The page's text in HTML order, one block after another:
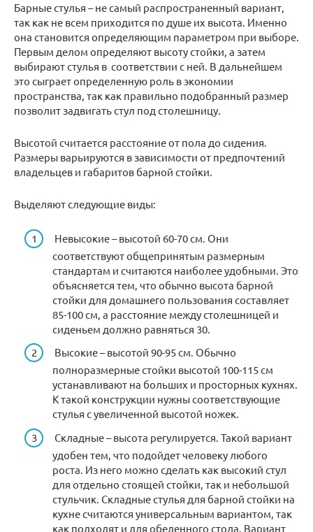
Барные стулья – не самый распространенный вариант,
так как не всем приходится по душе их высота. Именно
она становится определяющим параметром при выборе.
Первым делом определяют высоту стойки, а затем
выбирают стулья в соответствии с ней. В дальнейшем
это сыграет определенную роль в экономии
пространства, так как правильно подобранный размер
позволит задвигать стул под столешницу.
Высотой считается расстояние от пола до сидения.
Размеры варьируются в зависимости от предпочтений
владельцев и габаритов барной стойки.
Выделяют следующие виды:
Невысокие – высотой 60-70 см. Они
соответствуют общепринятым размерным
стандартам и считаются наиболее удобными. Это
объясняется тем, что обычно высота барной
стойки для домашнего пользования составляет
85-100 см, а расстояние между столешницей и
сиденьем должно равняться 30.
Высокие – высотой 90-95 см. Обычно
полноразмерные стойки высотой 100-115 см
устанавливают на больших и просторных кухнях.
К такой конструкции нужны соответствующие
стулья с увеличенной высотой ножек.
Складные – высота регулируется. Такой вариант
удобен тем, что подойдет человеку любого
роста. Из него можно сделать как высокий стул
для отдельно стоящей стойки, так и небольшой
стульчик. Складные стулья для барной стойки на
кухне считаются универсальным вариантом, так
как подходят и для обеденного стола. Вариант